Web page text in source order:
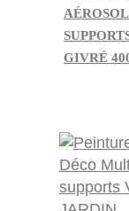
GIVRÉ